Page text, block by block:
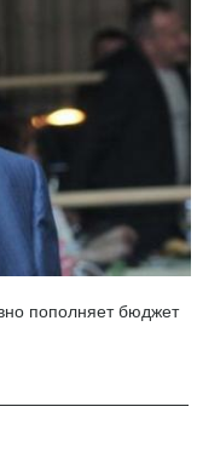
пополняет бюджет